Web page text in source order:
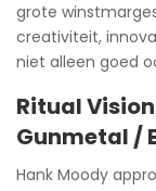
grote
creativiteit,
niet alleen goed
Ritual
Gunmetal /
Hank Moody